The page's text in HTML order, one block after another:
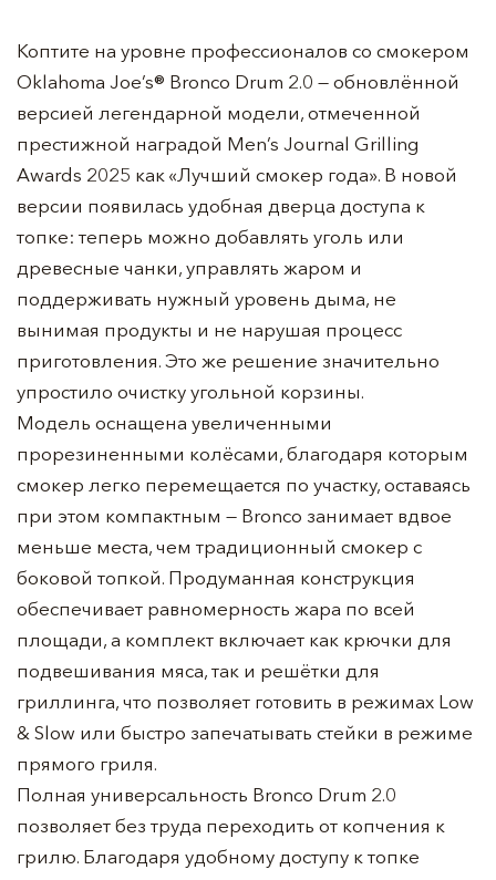
Коптите на уровне профессионалов со смокером
Oklahoma Joe’s® Bronco Drum 2.0 — обновлённой
версией легендарной модели, отмеченной
престижной наградой Men’s Journal Grilling
Awards 2025 как «Лучший смокер года». В новой
версии появилась удобная дверца доступа к
топке: теперь можно добавлять уголь или
древесные чанки, управлять жаром и
поддерживать нужный уровень дыма, не
вынимая продукты и не нарушая процесс
приготовления. Это же решение значительно
упростило очистку угольной корзины.
Модель оснащена увеличенными
прорезиненными колёсами, благодаря которым
смокер легко перемещается по участку, оставаясь
при этом компактным — Bronco занимает вдвое
меньше места, чем традиционный смокер с
боковой топкой. Продуманная конструкция
обеспечивает равномерность жара по всей
площади, а комплект включает как крючки для
подвешивания мяса, так и решётки для
гриллинга, что позволяет готовить в режимах Low
& Slow или быстро запечатывать стейки в режиме
прямого гриля.
Полная универсальность Bronco Drum 2.0
позволяет без труда переходить от копчения к
грилю. Благодаря удобному доступу к топке